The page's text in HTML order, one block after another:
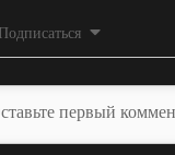
Подписаться